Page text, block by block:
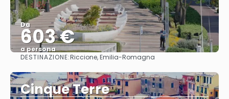
Da
603 €
a persona
Vedere
DESTINAZIONE:Riccione, Emilia-Romagna
Cinque Terre